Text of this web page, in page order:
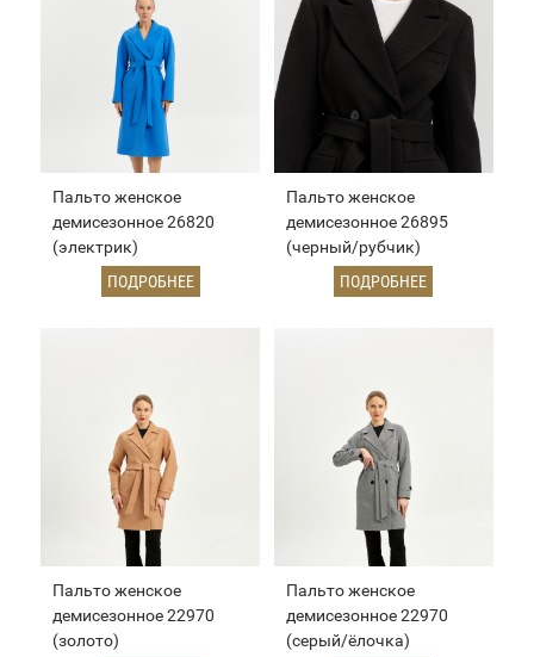
Пальто женское
демисезонное 26820
(электрик)
ПОДРОБНЕЕ
Пальто женское
демисезонное 26895
(черный/рубчик)
ПОДРОБНЕЕ
Пальто женское
демисезонное 22970
(золото)
Пальто женское
демисезонное 22970
(серый/ёлочка)